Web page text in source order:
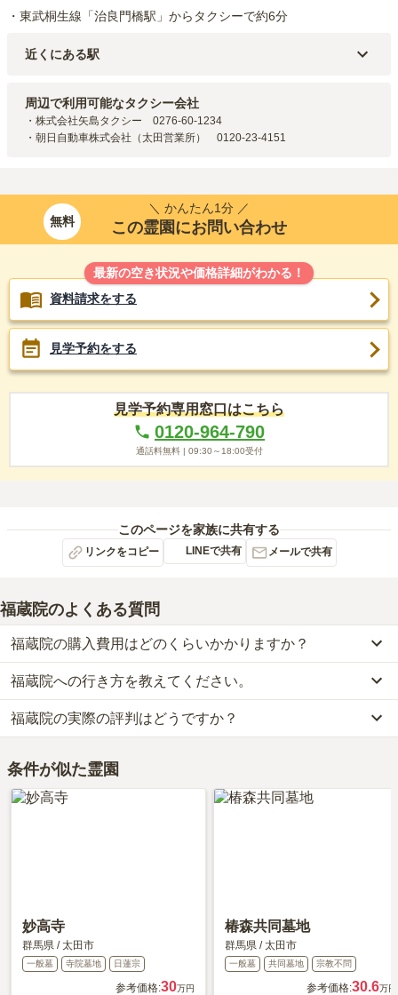
・東武桐生線「治良門橋駅」からタクシーで約6分
近くにある駅
東武桐生線
三枚橋駅（5.3km）
周辺で利用可能なタクシー会社
・株式会社矢島タクシー　0276-60-1234
・朝日自動車株式会社（太田営業所）　0120-23-4151
無料
＼ かんたん1分 ／
この霊園にお問い合わせ
最新の空き状況や価格詳細がわかる！
資料請求をする
見学予約をする
見学予約専用窓口はこちら
0120-964-790
通話料無料 | 09:30～18:00受付
このページを家族に共有する
リンクをコピー LINEで共有 メールで共有
福蔵院のよくある質問
福蔵院の購入費用はどのくらいかかりますか？
福蔵院では、一般墓が約30万円からお求めいただけます。
なお、福蔵院がある群馬県の相場は、一般墓が約35万円（墓石代別
途）です。
お墓は、価格が高いものがよい、安いものが悪い、という訳ではあ
りません。大切なのは、ご家族が心から納得し、安心してお参りで
きる場所を選ぶことです。
福蔵院への行き方を教えてください。
公共交通機関の場合、東武桐生線「治良門橋駅」からタクシーで約
6分です。
詳しいルートや地図は、本ページの「地図・交通アクセス」欄をご
確認ください。
福蔵院の実際の評判はどうですか？
口コミはあくまで一つの目安です。資料請求や現地見学を通して、
ご自身の目で雰囲気を確認してみることをおすすめします。
条件が似た霊園
妙高寺
群馬県 /太田市
一般墓 寺院墓地 日蓮宗
参考価格:30万円
椿森共同墓地
群馬県 /太田市
一般墓 共同墓地 宗教不問
参考価格:30.6万円